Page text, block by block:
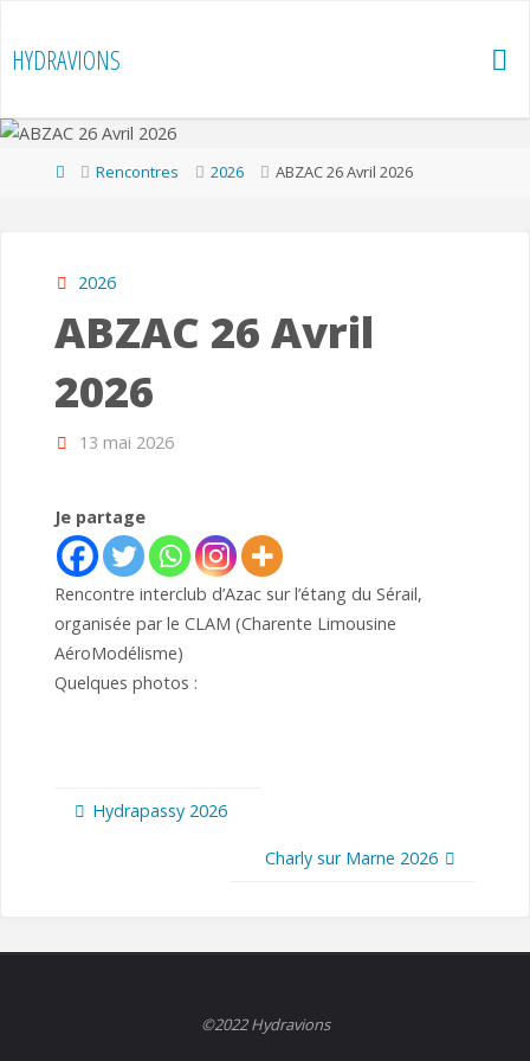
content
HYDRAVIONS
HomeRencontres 2026 ABZAC 26 Avril 2026
2026
ABZAC 26 Avril
2026
13 mai 2026
Je partage
Rencontre interclub d’Azac sur l’étang du Sérail,
organisée par le CLAM (Charente Limousine
AéroModélisme)
Quelques photos :
Hydrapassy 2026
Charly sur Marne 2026
©2022 Hydravions